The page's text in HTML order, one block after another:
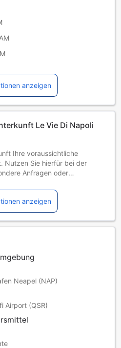
anzeigen
Le Vie Di Napoli
Nutzen Sie hierfür bei der
Anfragen oder
anzeigen
Neapel (NAP)
Airport (QSR)